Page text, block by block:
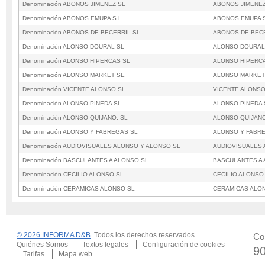
Denominación ABONOS JIMENEZ SL ABONOS
Denominación ABONOS EMUPA S.L. ABONOS EMUPA
Denominación ABONOS DE BECERRIL SL ABONOS DE
Denominación ALONSO DOURAL SL ALONSO
Denominación ALONSO HIPERCAS SL ALONSO
Denominación ALONSO MARKET SL. ALONSO
Denominación VICENTE ALONSO SL VICENTE
Denominación ALONSO PINEDA SL ALONSO PINEDA
Denominación ALONSO QUIJANO, SL ALONSO
Denominación ALONSO Y FABREGAS SL ALONSO Y
Denominación AUDIOVISUALES ALONSO Y ALONSO SL AUDIOVISUALES
Denominación BASCULANTES A ALONSO SL BASCULANTES A
Denominación CECILIO ALONSO SL CECILIO
Denominación CERAMICAS ALONSO SL CERAMICAS
© 2026 INFORMA D&B. Todos los derechos reservados
Quiénes Somos
Textos legales
Configuración de cookies
Tarifas
Mapa web